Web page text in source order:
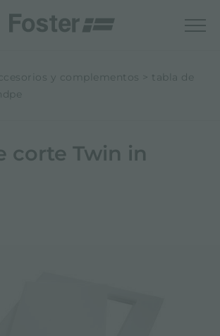
y complementos
tabla de
corte Twin in